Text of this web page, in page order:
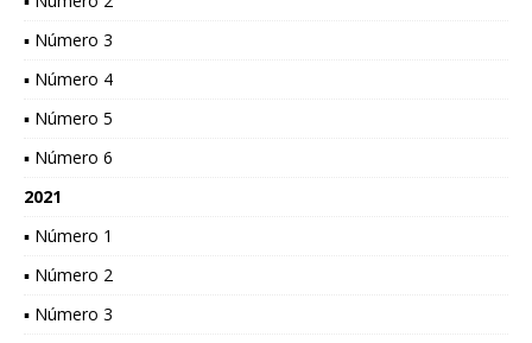
▪ Número 3
▪ Número 4
▪ Número 5
▪ Número 6
2021
▪ Número 1
▪ Número 2
▪ Número 3